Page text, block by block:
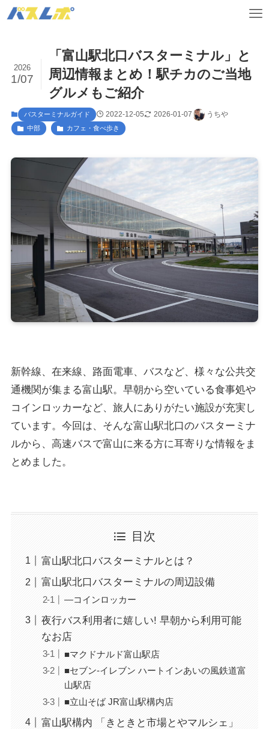
「富山駅北口バスターミナル」と
周辺情報まとめ！駅チカのご当地
グルメもご紹介
2026
1/07
バスターミナルガイド 2022-12-05 2026-01-07 うちや
中部 カフェ・食べ歩き
新幹線、在来線、路面電車、バスなど、様々な公共交
通機関が集まる富山駅。早朝から空いている食事処や
コインロッカーなど、旅人にありがたい施設が充実し
ています。今回は、そんな富山駅北口のバスターミナ
ルから、高速バスで富山に来る方に耳寄りな情報をま
とめました。
目次
富山駅北口バスターミナルとは？
富山駅北口バスターミナルの周辺設備
―コインロッカー
夜行バス利用者に嬉しい! 早朝から利用可能
なお店
■マクドナルド富山駅店
■セブン-イレブン ハートインあいの風鉄道富
山駅店
■立山そば JR富山駅構内店
富山駅構内 「きときと市場とやマルシェ」